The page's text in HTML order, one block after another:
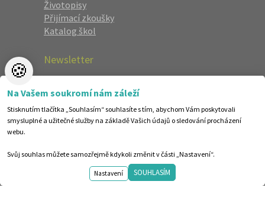
Životopisy
Přijímací zkoušky
Katalog škol
Newsletter
nabídky jako první.
🍪
Na Vašem soukromí nám záleží
Stisknutím tlačítka „Souhlasím“ souhlasíte s tím, abychom Vám poskytovali
smysluplné a užitečné služby na základě Vašich údajů o sledování procházení
webu.
Svůj souhlas můžete samozřejmě kdykoli změnit v části „Nastavení“.
Nastavení SOUHLASÍM